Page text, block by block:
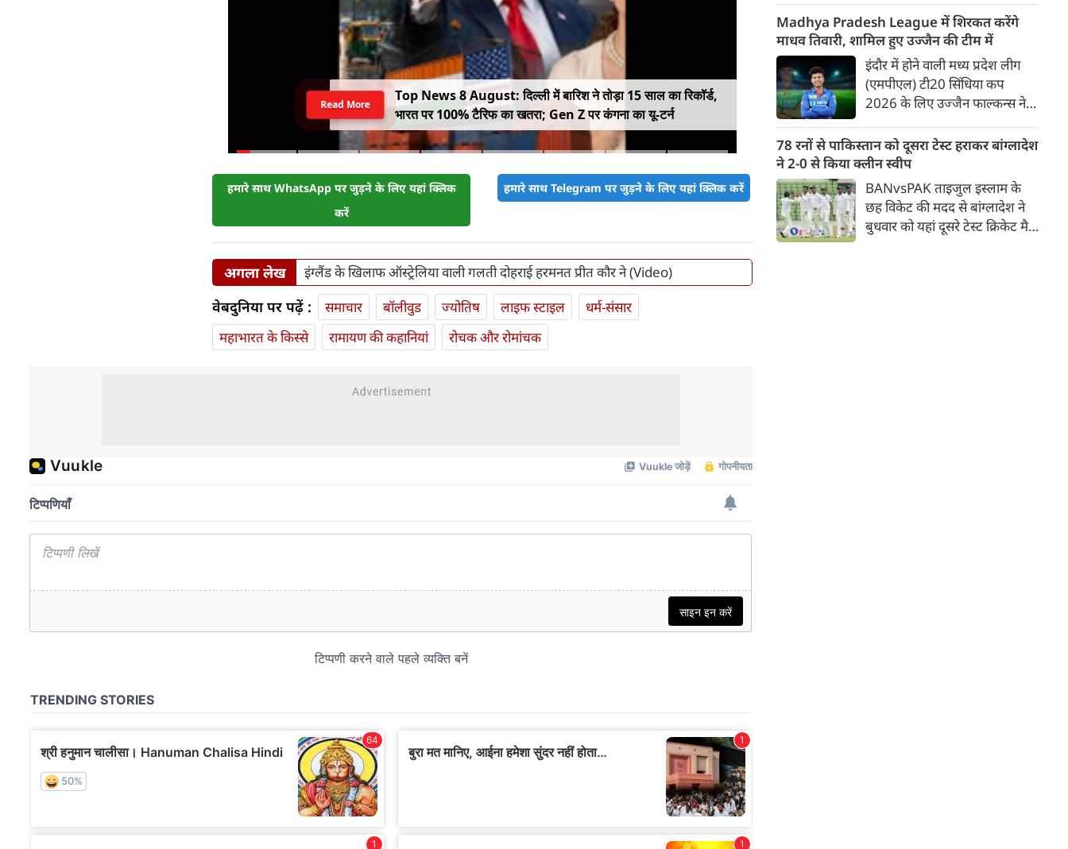
Top News 8 August: दिल्ली में बारिश ने तोड़ा 15 साल का रिकॉर्ड,
भारत पर 100% टैरिफ का खतरा; Gen Z पर कंगना का यू-टर्न
Read More
हमारे साथ WhatsApp पर जुड़ने के लिए यहां क्लिक
करें
हमारे साथ Telegram पर जुड़ने के लिए यहां क्लिक करें
अगला लेख इंग्लैंड के खिलाफ ऑस्ट्रेलिया वाली गलती दोहराई हरमनत प्रीत कौर ने (Video)
वेबदुनिया पर पढ़ें : समाचार बॉलीवुड ज्योतिष लाइफ स्‍टाइल
धर्म-संसार
महाभारत के किस्से
रामायण की कहानियां रोचक और रोमांचक
टूर्नामेंट में दूसरे सबसे ज़्यादा हैं। सबसे
ज़्यादा 59 छक्के क्रिस गेल ने
आईपीएल 2012 में लगाए थे।
सूर्यवंशी की नज़रें अब गेल के रिकॉर्ड
पर होंगी।
Madhya Pradesh League में शिरकत करेंगे
माधव तिवारी, शामिल हुए उज्जैन की टीम में
इंदौर में होने वाली मध्य प्रदेश लीग
(एमपीएल) टी20 सिंधिया कप
2026 के लिए उज्जैन फाल्कन्स ने
जिसमें युवा ऑलराउंडर माधव तिवारी
सबसे बड़े आकर्षण के रूप में
उभरकर सामने आए हैं। इंडियन
प्रीमियर लीग में दिल्ली कैपिटल्स का
हिस्सा रहे माधव तिवारी इस समय
मध्य प्रदेश के सबसे चर्चित युवा
78 रनों से पाकिस्तान को दूसरा टेस्ट हराकर बांग्लादेश
ने 2-0 से किया क्लीन स्वीप
BANvsPAK ताइजुल इस्लाम के
छह विकेट की मदद से बांग्लादेश ने
बुधवार को यहां दूसरे टेस्ट क्रिकेट मैच